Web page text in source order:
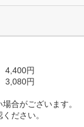
円
円
合がございます。
ださい。